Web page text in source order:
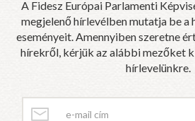
A Fidesz Európai Parlamenti
megjelenő hírlevélben mutatja be a
eseményeit. Amennyiben szeretne
hírekről, kérjük az alábbi mezőket
hírlevelünkre.